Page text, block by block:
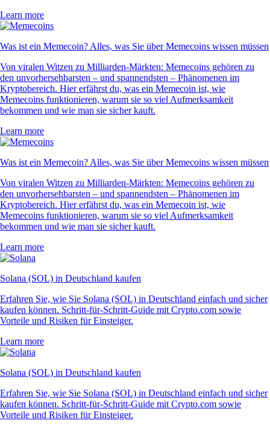
Learn more
Was ist ein Memecoin? Alles, was Sie über Memecoins wissen müssen
Von viralen Witzen zu Milliarden-Märkten: Memecoins gehören zu
den unvorhersehbarsten – und spannendsten – Phänomenen im
Kryptobereich. Hier erfährst du, was ein Memecoin ist, wie
Memecoins funktionieren, warum sie so viel Aufmerksamkeit
bekommen und wie man sie sicher kauft.
Learn more
Was ist ein Memecoin? Alles, was Sie über Memecoins wissen müssen
Von viralen Witzen zu Milliarden-Märkten: Memecoins gehören zu
den unvorhersehbarsten – und spannendsten – Phänomenen im
Kryptobereich. Hier erfährst du, was ein Memecoin ist, wie
Memecoins funktionieren, warum sie so viel Aufmerksamkeit
bekommen und wie man sie sicher kauft.
Learn more
Solana (SOL) in Deutschland kaufen
Erfahren Sie, wie Sie Solana (SOL) in Deutschland einfach und sicher
kaufen können. Schritt-für-Schritt-Guide mit Crypto.com sowie
Vorteile und Risiken für Einsteiger.
Learn more
Solana (SOL) in Deutschland kaufen
Erfahren Sie, wie Sie Solana (SOL) in Deutschland einfach und sicher
kaufen können. Schritt-für-Schritt-Guide mit Crypto.com sowie
Vorteile und Risiken für Einsteiger.